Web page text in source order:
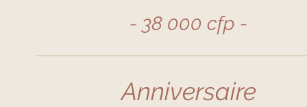
- 38 000 cfp -
Anniversaire